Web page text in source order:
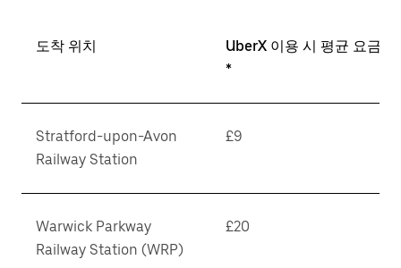
도착 위치
UberX 이용 시 평균 요금
*
Stratford-upon-Avon
Railway Station
£9
Warwick Parkway
Railway Station (WRP)
£20